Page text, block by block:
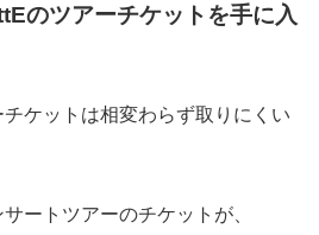
のツアーチケットを手に入
ケットは相変わらず取りにくい
ートツアーのチケットが、